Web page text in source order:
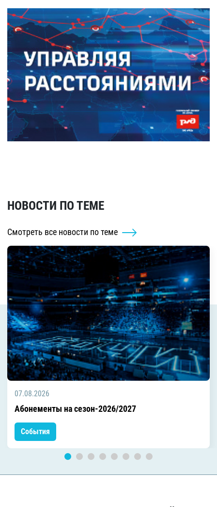
НОВОСТИ ПО ТЕМЕ
Смотреть все новости по теме
07.08.2026
Абонементы на сезон-2026/2027
События